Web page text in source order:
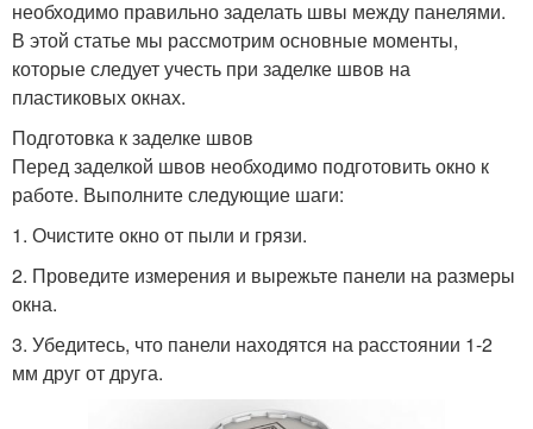
необходимо правильно заделать швы между панелями.
В этой статье мы рассмотрим основные моменты,
которые следует учесть при заделке швов на
пластиковых окнах.
Подготовка к заделке швов
Перед заделкой швов необходимо подготовить окно к
работе. Выполните следующие шаги:
1. Очистите окно от пыли и грязи.
2. Проведите измерения и вырежьте панели на размеры
окна.
3. Убедитесь, что панели находятся на расстоянии 1-2
мм друг от друга.